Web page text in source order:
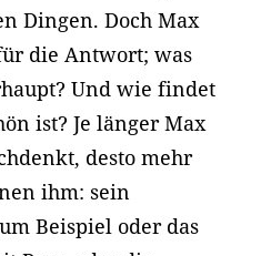
Dingen. Doch Max
die Antwort; was
Und wie findet
ist? Je länger Max
desto mehr
ihm: sein
Beispiel oder das